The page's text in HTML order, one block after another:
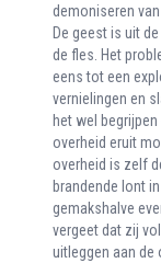
demoniseren
De geest is uit
de fles. Het
eens tot een
vernielingen en
het wel
overheid eruit
overheid is zelf
brandende lont
gemakshalve
vergeet dat zij
uitleggen aan de